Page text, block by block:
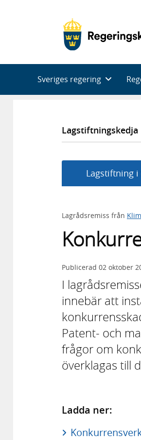
Sveriges regering
Lagstiftningskedja
Lagstiftning i
Lagrådsremiss från
Publicerad 02 oktober
I
innebär att
Patent- och
frågor om
överklagas till
Ladda ner: